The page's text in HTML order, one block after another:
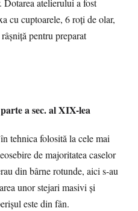
Dotarea atelierului a fost
cu cuptoarele, 6 roţi de olar,
pentru preparat
a sec. al XIX-lea
tehnica folosită la cele mai
de majoritatea caselor
din bârne rotunde, aici s-au
unor stejari masivi şi
este din fân.